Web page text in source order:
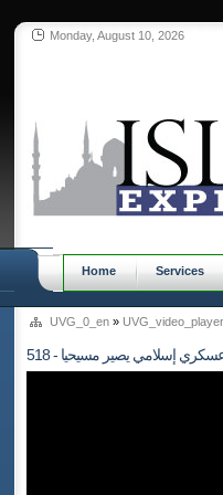
Monday, August 10, 2026
Home Services
UVG_0_en »
عسكري إسلامي يصير مسيحيا